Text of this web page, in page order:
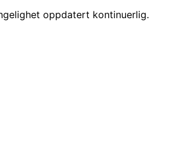
oppdatert kontinuerlig.